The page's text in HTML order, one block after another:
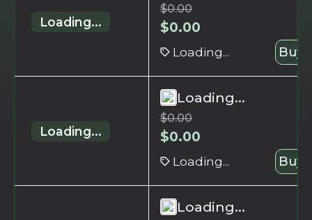
Loading...
$0.00
$0.00
Loading... Buy
Loading...
Loading...
$0.00
$0.00
Loading... Buy
Loading...